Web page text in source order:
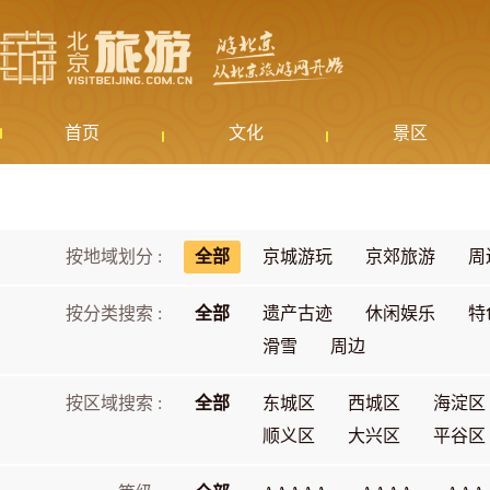
首页 文化 景区
按地域划分 : 全部 京城游玩 京郊旅游 周
按分类搜索 : 全部 遗产古迹 休闲娱乐
特
滑雪
周边
按区域搜索 : 全部 东城区 西城区
海淀区
顺义区
大兴区 平谷区